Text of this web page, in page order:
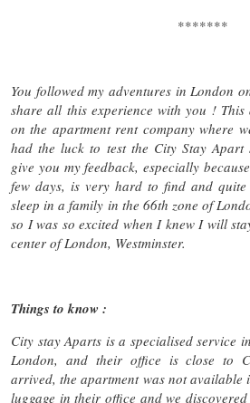
*******
You followed my adventures in London
share all this experience with you !
on the apartment rent company where
had the luck to test the City Stay Apart
give you my feedback, especially
few days, is very hard to find and quite
sleep in a family in the 66th zone of
so I was so excited when I knew I will
center of London, Westminster.
Things to know :
City stay Aparts is a specialised service
London, and their office is close to
arrived, the apartment was not available
luggage in their office and we